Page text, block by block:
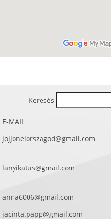
Keresés:
E-MAIL
jojjonelorszagod@gmail.com
lanyikatus@gmail.com
anna6006@gmail.com
jacinta.papp@gmail.com